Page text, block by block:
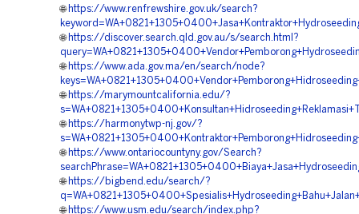
🌐 https://www.renfrewshire.gov.uk/search?
🌐 https://discover.search.qld.gov.au/s/search.html?
🌐 https://www.ada.gov.ma/en/search/node?
🌐 https://marymountcalifornia.edu/?
🌐 https://harmonytwp-nj.gov/?
🌐 https://www.ontariocountyny.gov/Search?
🌐 https://bigbend.edu/search/?
🌐 https://www.usm.edu/search/index.php?